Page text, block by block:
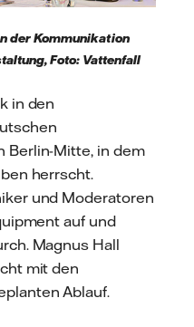
der Kommunikation
Foto: Vattenfall
in den
Berlin-Mitte, in dem
herrscht.
und Moderatoren
auf und
Magnus Hall
mit den
Ablauf.